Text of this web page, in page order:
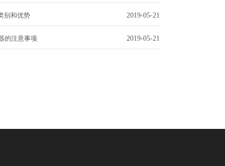
别和优势 2019-05-21
的注意事项 2019-05-21